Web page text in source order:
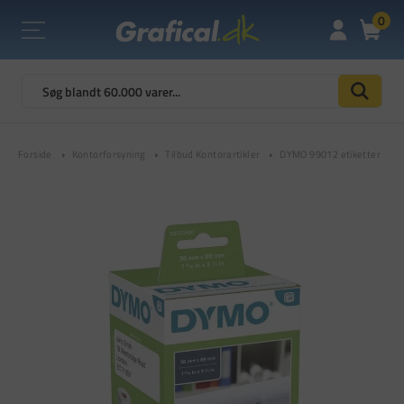
0
Forside Kontorforsyning Tilbud Kontorartikler DYMO 99012 etiketter